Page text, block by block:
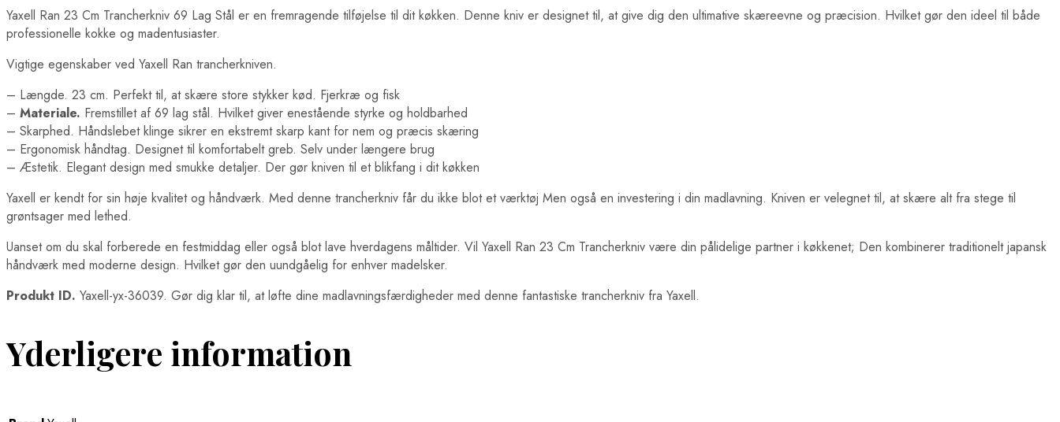
Yaxell Ran 23 Cm Trancherkniv 69 Lag Stål er en fremragende tilføjelse til dit køkken. Denne kniv er designet til, at give dig den ultimative skæreevne og præcision. Hvilket gør den ideel til både
professionelle kokke og madentusiaster.
Vigtige egenskaber ved Yaxell Ran trancherkniven.
– Længde. 23 cm. Perfekt til, at skære store stykker kød. Fjerkræ og fisk
– Materiale. Fremstillet af 69 lag stål. Hvilket giver enestående styrke og holdbarhed
– Skarphed. Håndslebet klinge sikrer en ekstremt skarp kant for nem og præcis skæring
– Ergonomisk håndtag. Designet til komfortabelt greb. Selv under længere brug
– Æstetik. Elegant design med smukke detaljer. Der gør kniven til et blikfang i dit køkken
Yaxell er kendt for sin høje kvalitet og håndværk. Med denne trancherkniv får du ikke blot et værktøj Men også en investering i din madlavning. Kniven er velegnet til, at skære alt fra stege til
grøntsager med lethed.
Uanset om du skal forberede en festmiddag eller også blot lave hverdagens måltider. Vil Yaxell Ran 23 Cm Trancherkniv være din pålidelige partner i køkkenet; Den kombinerer traditionelt japansk
håndværk med moderne design. Hvilket gør den uundgåelig for enhver madelsker.
Produkt ID. Yaxell-yx-36039. Gør dig klar til, at løfte dine madlavningsfærdigheder med denne fantastiske trancherkniv fra Yaxell.
Yderligere information